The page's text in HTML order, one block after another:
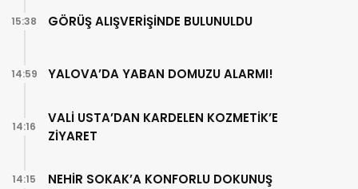
GÖRÜŞ ALIŞVERİŞİNDE BULUNULDU
15:38
YALOVA’DA YABAN DOMUZU ALARMI!
14:59
VALİ USTA’DAN KARDELEN KOZMETİK’E
ZİYARET
14:16
NEHİR SOKAK’A KONFORLU DOKUNUŞ
14:15